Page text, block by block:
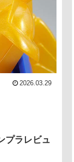
2026.03.29
プラレビュ